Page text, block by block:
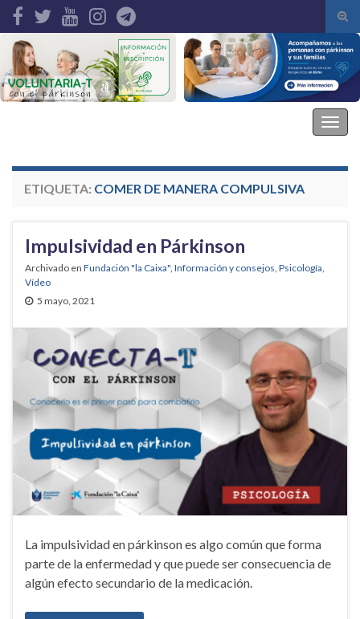
de
Search for:
ETIQUETA: COMER DE MANERA COMPULSIVA
Impulsividad en Párkinson
Archivado en Fundación "la Caixa", Información y consejos, Psicología,
Vídeo
5 mayo, 2021
La impulsividad en párkinson es algo común que forma
parte de la enfermedad y que puede ser consecuencia de
algún efecto secundario de la medicación.